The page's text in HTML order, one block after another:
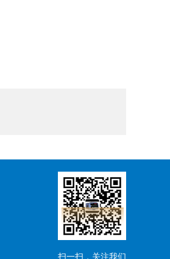
扫一扫，关注我们